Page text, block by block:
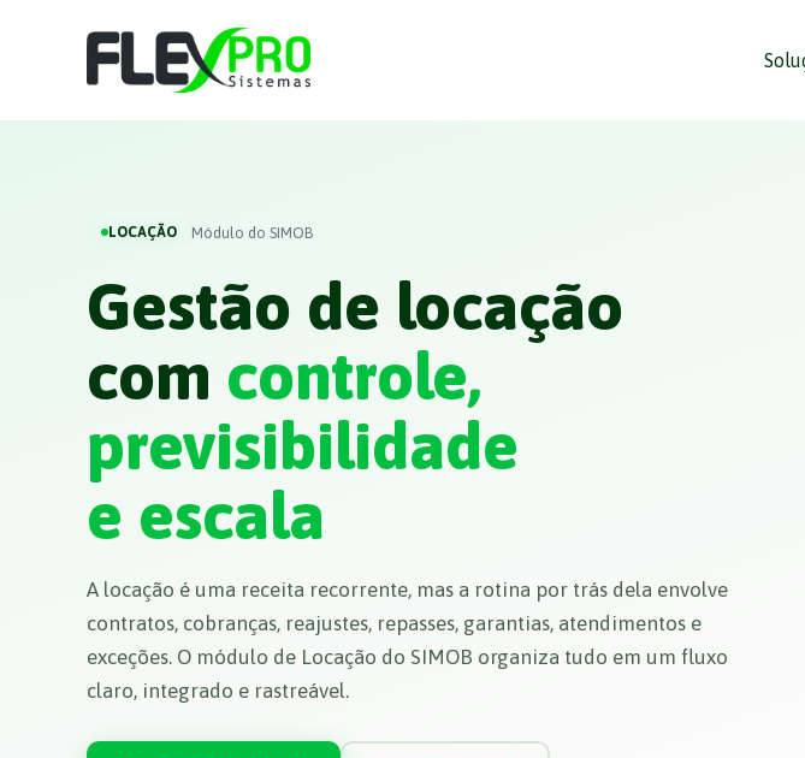
LOCAÇÃO Módulo do SIMOB
Gestão de locação
com controle,
previsibilidade
e escala
A locação é uma receita recorrente, mas a rotina por trás dela envolve
contratos, cobranças, reajustes, repasses, garantias, atendimentos e
exceções. O módulo de Locação do SIMOB organiza tudo em um fluxo
claro, integrado e rastreável.